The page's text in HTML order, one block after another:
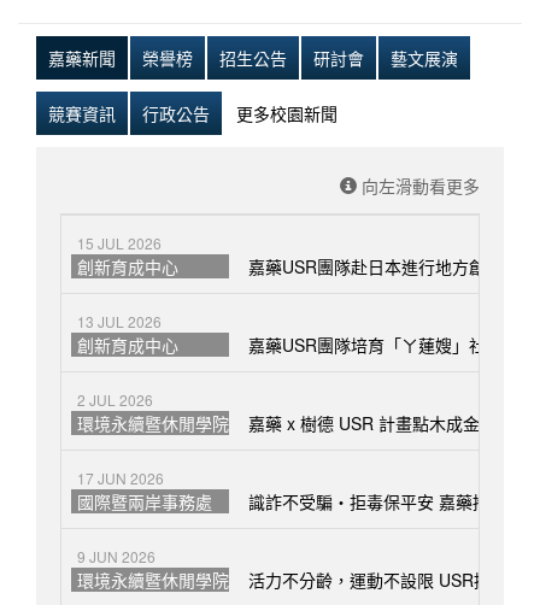
嘉藥新聞 榮譽榜 招生公告 研討會 藝文展演
競賽資訊 行政公告 更多校園新聞
向左滑動看更多
15 JUL 2026
創新育成中心 嘉藥USR團隊赴日本進行地方創生交
13 JUL 2026
創新育成中心 嘉藥USR團隊培育「ㄚ蓮嫂」社群創
2 JUL 2026
環境永續暨休閒學院 嘉藥 x 樹德 USR 計畫點木成金 攜手
17 JUN 2026
國際暨兩岸事務處 識詐不受騙・拒毒保平安 嘉藥攜手軍
9 JUN 2026
環境永續暨休閒學院 活力不分齡，運動不設限 USR攜手社